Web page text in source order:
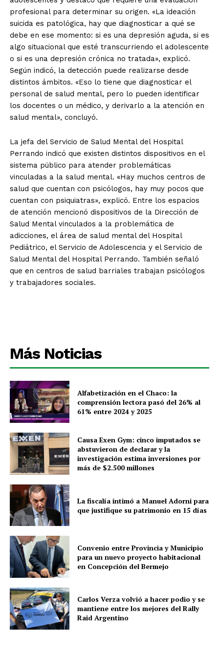
profesional para determinar su origen. «La ideación
suicida es patológica, hay que diagnosticar a qué se
debe en ese momento: si es una depresión aguda, si es
algo situacional que esté transcurriendo el adolescente
o si es una depresión crónica no tratada», explicó.
Según indicó, la detección puede realizarse desde
distintos ámbitos. «Eso lo tiene que diagnosticar el
personal de salud mental, pero lo pueden identificar
los docentes o un médico, y derivarlo a la atención en
salud mental», concluyó.
La jefa del Servicio de Salud Mental del Hospital
Perrando indicó que existen distintos dispositivos en el
sistema público para atender problemáticas
vinculadas a la salud mental. «Hay muchos centros de
salud que cuentan con psicólogos, hay muy pocos que
cuentan con psiquiatras», explicó. Entre los espacios
de atención mencionó dispositivos de la Dirección de
Salud Mental vinculados a la problemática de
adicciones, el área de salud mental del Hospital
Pediátrico, el Servicio de Adolescencia y el Servicio de
Salud Mental del Hospital Perrando. También señaló
que en centros de salud barriales trabajan psicólogos
y trabajadores sociales.
Más Noticias
Alfabetización en el Chaco: la
comprensión lectora pasó del 26% al
61% entre 2024 y 2025
Causa Exen Gym: cinco imputados se
abstuvieron de declarar y la
investigación estima inversiones por
más de $2.500 millones
La fiscalía intimó a Manuel Adorni para
que justifique su patrimonio en 15 días
Convenio entre Provincia y Municipio
para un nuevo proyecto habitacional
en Concepción del Bermejo
Carlos Verza volvió a hacer podio y se
mantiene entre los mejores del Rally
Raid Argentino